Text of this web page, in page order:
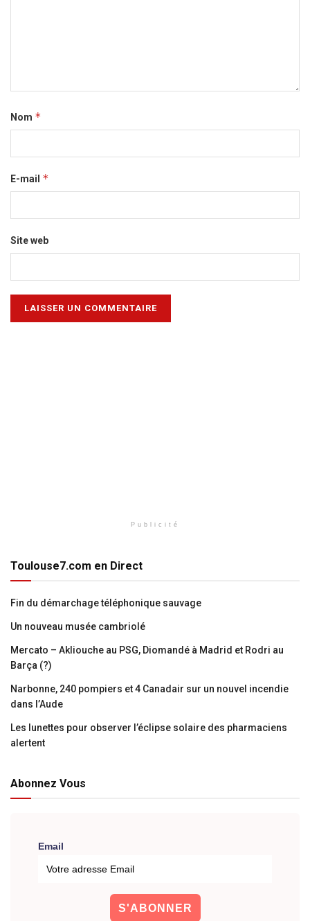
Nom *
E-mail *
Site web
Publicité
Toulouse7.com en Direct
Fin du démarchage téléphonique sauvage
Un nouveau musée cambriolé
Mercato – Akliouche au PSG, Diomandé à Madrid et Rodri au
Barça (?)
Narbonne, 240 pompiers et 4 Canadair sur un nouvel incendie
dans l’Aude
Les lunettes pour observer l’éclipse solaire des pharmaciens
alertent
Abonnez Vous
Email